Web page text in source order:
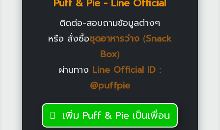
Puff & Pie - Line Official
ติดต่อ-สอบถามข้อมูลต่างๆ
หรือ สั่งซื้อชุดอาหารว่าง (Snack
Box)
ผ่านทาง Line Official ID :
@puffpie
เพิ่ม Puff & Pie เป็นเพื่อน